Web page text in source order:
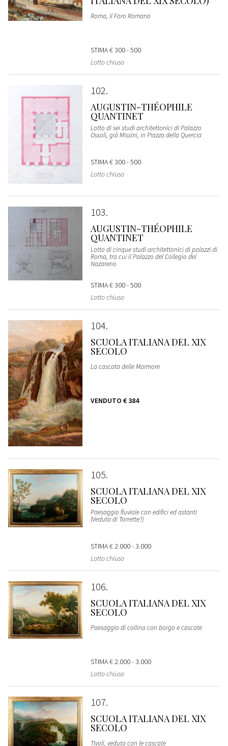
Roma, il Foro Romano
STIMA€ 300 - 500
Lotto chiuso
102
AUGUSTIN-THÉOPHILE
QUANTINET
Lotto di sei studi architettonici di Palazzo
Ossoli, già Missini, in Piazza della Quercia
STIMA€ 300 - 500
Lotto chiuso
103
AUGUSTIN-THÉOPHILE
QUANTINET
Lotto di cinque studi architettonici di palazzi di
Roma, tra cui il Palazzo del Collegio del
Nazareno
STIMA€ 300 - 500
Lotto chiuso
104
SCUOLA ITALIANA DEL XIX
SECOLO
La cascata delle Marmore
VENDUTO € 384
105
SCUOLA ITALIANA DEL XIX
SECOLO
Paesaggio fluviale con edifici ed astanti
(Veduta di Torrette?)
STIMA€ 2.000 - 3.000
Lotto chiuso
106
SCUOLA ITALIANA DEL XIX
SECOLO
Paesaggio di collina con borgo e cascate
STIMA€ 2.000 - 3.000
Lotto chiuso
107
SCUOLA ITALIANA DEL XIX
SECOLO
Tivoli, veduta con le cascate